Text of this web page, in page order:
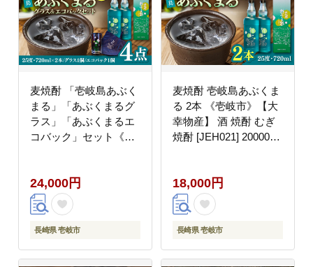
麦焼酎 「壱岐島あぶく
まる」「あぶくまるグ
ラス」「あぶくまるエ
コバック」セット《壱
[JEH023] 25000 25000
円
24,000円
長崎県 壱岐市
麦焼酎 壱岐島あぶくま
る 2本 《壱岐市》【大
幸物産】 酒 焼酎 むぎ
焼酎 [JEH021] 20000
18,000円
長崎県 壱岐市